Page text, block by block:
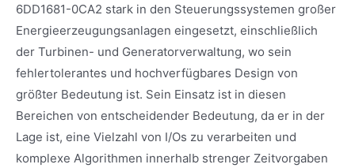
6DD1681-0CA2 stark in den Steuerungssystemen großer
Energieerzeugungsanlagen eingesetzt, einschließlich
der Turbinen- und Generatorverwaltung, wo sein
fehlertolerantes und hochverfügbares Design von
größter Bedeutung ist. Sein Einsatz ist in diesen
Bereichen von entscheidender Bedeutung, da er in der
Lage ist, eine Vielzahl von I/Os zu verarbeiten und
komplexe Algorithmen innerhalb strenger Zeitvorgaben